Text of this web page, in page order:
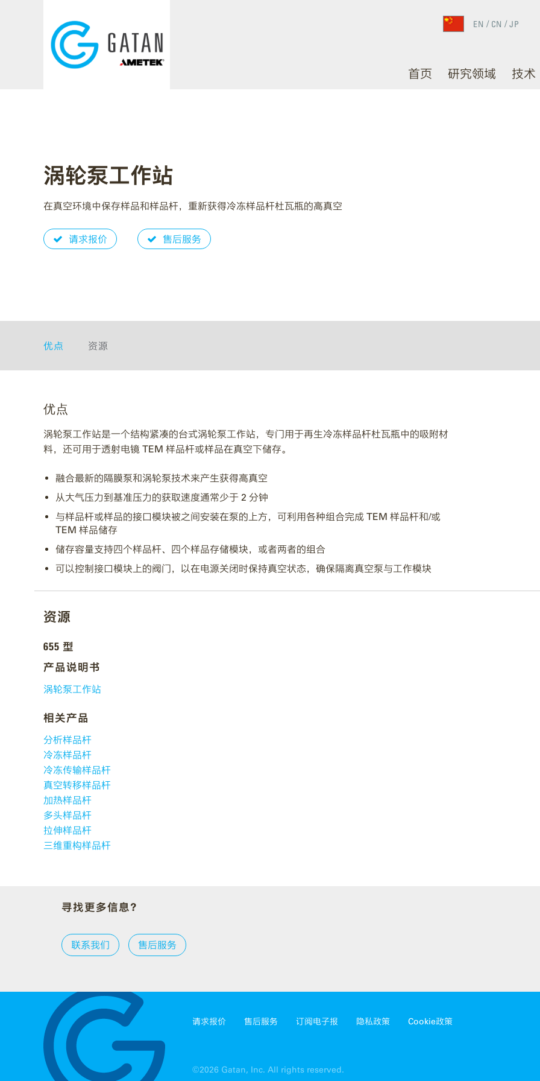
EN CN JP
首页 研究领域 技术
涡轮泵工作站
在真空环境中保存样品和样品杆，重新获得冷冻样品杆杜瓦瓶的高真空
请求报价 售后服务
优点 资源
优点
涡轮泵工作站是一个结构紧凑的台式涡轮泵工作站，专门用于再生冷冻样品杆杜瓦瓶中的吸附材
料，还可用于透射电镜 TEM 样品杆或样品在真空下储存。
融合最新的隔膜泵和涡轮泵技术来产生获得高真空
从大气压力到基准压力的获取速度通常少于 2 分钟
与样品杆或样品的接口模块被之间安装在泵的上方，可利用各种组合完成 TEM 样品杆和/或
TEM 样品储存
储存容量支持四个样品杆、四个样品存储模块，或者两者的组合
可以控制接口模块上的阀门，以在电源关闭时保持真空状态，确保隔离真空泵与工作模块
资源
655 型
产品说明书
涡轮泵工作站
相关产品
分析样品杆
冷冻样品杆
冷冻传输样品杆
真空转移样品杆
加热样品杆
多头样品杆
拉伸样品杆
三维重构样品杆
寻找更多信息？
联系我们 售后服务
请求报价 售后服务 订阅电子报 隐私政策 Cookie政策
©2026 Gatan, Inc. All rights reserved.